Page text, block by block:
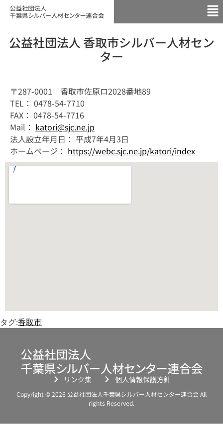
公益社団法人 香取市シルバー人材セン
ター
〒287-0001 香取市佐原ロ2028番地89
TEL： 0478-54-7710
FAX： 0478-54-7716
Mail： katori@sjc.ne.jp
法人設立年月日： 平成7年4月3日
ホームページ： https://webc.sjc.ne.jp/katori/index
タグ:香取市
リンク集 個人情報保護方針
Copyright © 2026 公益社団法人千葉県シルバー人材センター連合会 All
rights Reserved.